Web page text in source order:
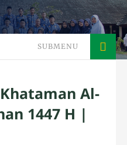
SUBMENU
Al-
1447 H |